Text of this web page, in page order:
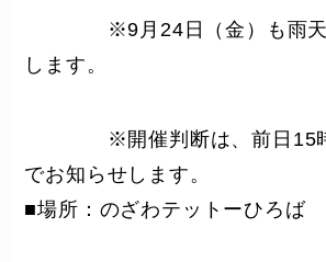
※9月24日（金）も雨天
します。
※開催判断は、前日15時
でお知らせします。
■場所：のざわテットーひろば